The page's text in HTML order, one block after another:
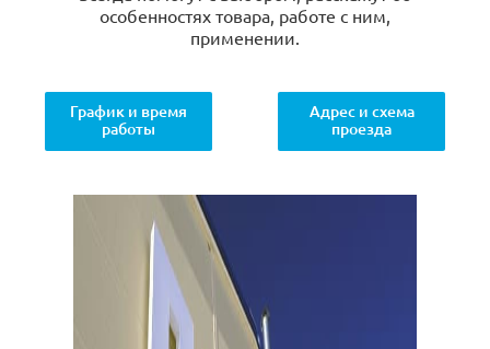
особенностях товара, работе с ним,
применении.
График и время
работы
Адрес и схема
проезда